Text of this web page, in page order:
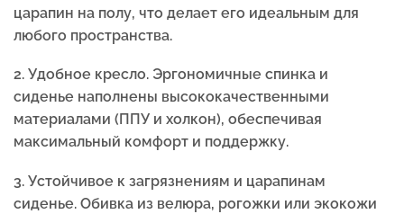
царапин на полу, что делает его идеальным для
любого пространства.
2. Удобное кресло. Эргономичные спинка и
сиденье наполнены высококачественными
материалами (ППУ и холкон), обеспечивая
максимальный комфорт и поддержку.
3. Устойчивое к загрязнениям и царапинам
сиденье. Обивка из велюра, рогожки или экокожи